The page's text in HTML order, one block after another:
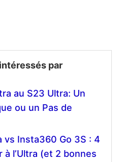
par
au S23 Ultra: Un
ou un Pas de
vs Insta360 Go 3S : 4
à l’Ultra (et 2 bonnes